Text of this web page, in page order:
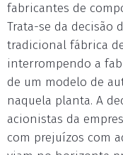
fabricantes de
Trata-se da decisão
tradicional fábrica
interrompendo a
de um modelo de
naquela planta. A
acionistas da
com prejuízos com